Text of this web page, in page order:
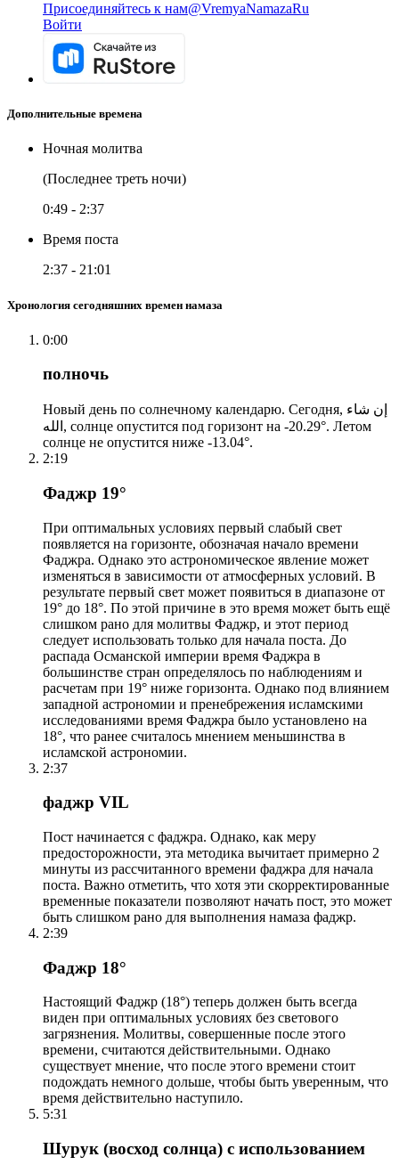
Присоединяйтесь к нам@VremyaNamazaRu
Войти
Дополнительные времена
Ночная молитва
(Последнее треть ночи)
0:49 - 2:37
Время поста
2:37 - 21:01
Хронология сегодняшних времен намаза
0:00
полночь
Новый день по солнечному календарю. Сегодня, إن شاء
الله, солнце опустится под горизонт на -20.29°. Летом
солнце не опустится ниже -13.04°.
2:19
Фаджр 19°
При оптимальных условиях первый слабый свет
появляется на горизонте, обозначая начало времени
Фаджра. Однако это астрономическое явление может
изменяться в зависимости от атмосферных условий. В
результате первый свет может появиться в диапазоне от
19° до 18°. По этой причине в это время может быть ещё
слишком рано для молитвы Фаджр, и этот период
следует использовать только для начала поста. До
распада Османской империи время Фаджра в
большинстве стран определялось по наблюдениям и
расчетам при 19° ниже горизонта. Однако под влиянием
западной астрономии и пренебрежения исламскими
исследованиями время Фаджра было установлено на
18°, что ранее считалось мнением меньшинства в
исламской астрономии.
2:37
фаджр VIL
Пост начинается с фаджра. Однако, как меру
предосторожности, эта методика вычитает примерно 2
минуты из рассчитанного времени фаджра для начала
поста. Важно отметить, что хотя эти скорректированные
временные показатели позволяют начать пост, это может
быть слишком рано для выполнения намаза фаджр.
2:39
Фаджр 18°
Настоящий Фаджр (18°) теперь должен быть всегда
виден при оптимальных условиях без светового
загрязнения. Молитвы, совершенные после этого
времени, считаются действительными. Однако
существует мнение, что после этого времени стоит
подождать немного дольше, чтобы быть уверенным, что
время действительно наступило.
5:31
Шурук (восход солнца) с использованием